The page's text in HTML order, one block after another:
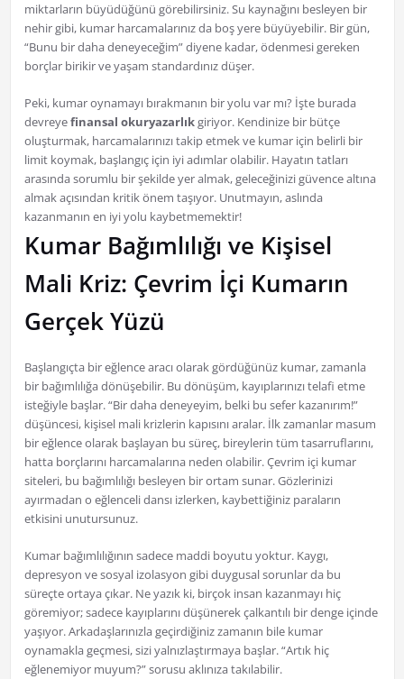
miktarların büyüdüğünü görebilirsiniz. Su kaynağını besleyen bir
nehir gibi, kumar harcamalarınız da boş yere büyüyebilir. Bir gün,
“Bunu bir daha deneyeceğim” diyene kadar, ödenmesi gereken
borçlar birikir ve yaşam standardınız düşer.
Peki, kumar oynamayı bırakmanın bir yolu var mı? İşte burada
devreyefinansal okuryazarlıkgiriyor. Kendinize bir bütçe
oluşturmak, harcamalarınızı takip etmek ve kumar için belirli bir
limit koymak, başlangıç için iyi adımlar olabilir. Hayatın tatları
arasında sorumlu bir şekilde yer almak, geleceğinizi güvence altına
almak açısından kritik önem taşıyor. Unutmayın, aslında
kazanmanın en iyi yolu kaybetmemektir!
Kumar Bağımlılığı ve Kişisel
Mali Kriz: Çevrim İçi Kumarın
Gerçek Yüzü
Başlangıçta bir eğlence aracı olarak gördüğünüz kumar, zamanla
bir bağımlılığa dönüşebilir. Bu dönüşüm, kayıplarınızı telafi etme
isteğiyle başlar. “Bir daha deneyeyim, belki bu sefer kazanırım!”
düşüncesi, kişisel mali krizlerin kapısını aralar. İlk zamanlar masum
bir eğlence olarak başlayan bu süreç, bireylerin tüm tasarruflarını,
hatta borçlarını harcamalarına neden olabilir. Çevrim içi kumar
siteleri, bu bağımlılığı besleyen bir ortam sunar. Gözlerinizi
ayırmadan o eğlenceli dansı izlerken, kaybettiğiniz paraların
etkisini unutursunuz.
Kumar bağımlılığının sadece maddi boyutu yoktur. Kaygı,
depresyon ve sosyal izolasyon gibi duygusal sorunlar da bu
süreçte ortaya çıkar. Ne yazık ki, birçok insan kazanmayı hiç
göremiyor; sadece kayıplarını düşünerek çalkantılı bir denge içinde
yaşıyor. Arkadaşlarınızla geçirdiğiniz zamanın bile kumar
oynamakla geçmesi, sizi yalnızlaştırmaya başlar. “Artık hiç
eğlenemiyor muyum?” sorusu aklınıza takılabilir.